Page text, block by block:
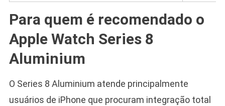
Para quem é recomendado o
Apple Watch Series 8
Aluminium
O Series 8 Aluminium atende principalmente
usuários de iPhone que procuram integração total